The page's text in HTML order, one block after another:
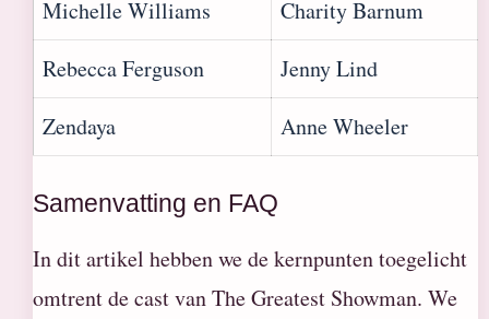
Michelle Williams
Charity Barnum
Rebecca Ferguson
Jenny Lind
Zendaya
Anne Wheeler
Samenvatting en FAQ
In dit artikel hebben we de kernpunten toegelicht
omtrent de cast van The Greatest Showman. We